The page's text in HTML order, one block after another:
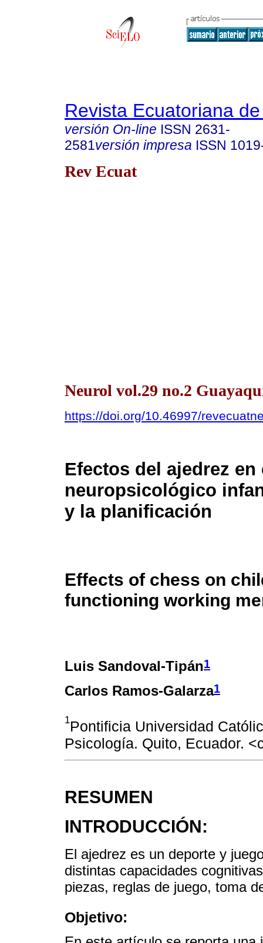
Revista Ecuatoriana
versión On-line ISSN 2631-
2581versión impresa ISSN
Rev Ecuat
Neurol vol.29 no.2
https://doi.org/10.46997/
Efectos del ajedrez
neuropsicológico
y la planificación
Effects of chess on
functioning working
Luis Sandoval-Tipán1
Carlos Ramos-Galarza1
1Pontificia Universidad
Psicología. Quito, Ecuador.
RESUMEN
INTRODUCCIÓN:
El ajedrez es un deporte y
distintas capacidades
piezas, reglas de juego, toma
Objetivo: